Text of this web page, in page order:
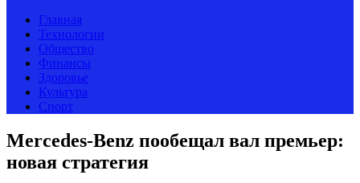
Главная
Технологии
Общество
Финансы
Здоровье
Культура
Спорт
Mercedes-Benz пообещал вал премьер:
новая стратегия